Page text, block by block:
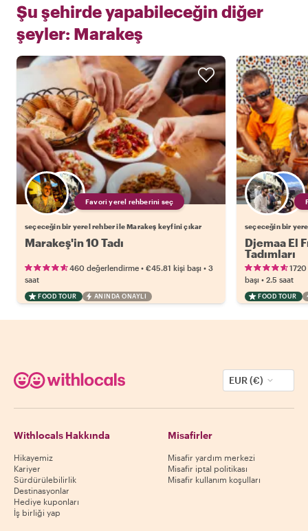
Şu şehirde yapabileceğin diğer
şeyler: Marakeş
Favori yerel rehberini seç
seçeceğin bir yerel rehber ile Marakeş keyfini çıkar
Marakeş'in 10 Tadı
460 değerlendirme • €45.81 kişi başı • 3
saat
FOOD TOUR ANINDA ONAYLI
seçeceğin bir
Djemaa El
Tadımları
başı • 2.5 saat
FOOD TOUR
EUR (€)
Withlocals Hakkında
Hikayemiz
Kariyer
Sürdürülebilirlik
Destinasyonlar
Hediye kuponları
İş birliği yap
Misafirler
Misafir yardım merkezi
Misafir iptal politikası
Misafir kullanım koşulları